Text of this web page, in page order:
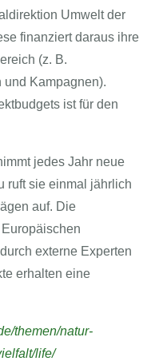
Umwelt der
finanziert daraus ihre
(z. B.
und Kampagnen).
ist für den
jedes Jahr neue
ruft sie einmal jährlich
auf. Die
externe Experten
erhalten eine
themen/natur-
life/